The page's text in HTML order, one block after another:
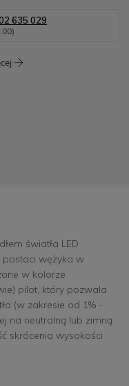
635 029
światła LED
postaci wężyka w
w kolorze
pilot, który pozwala
(w zakresie od 1% -
na neutralną lub zimną
skrócenia wysokości